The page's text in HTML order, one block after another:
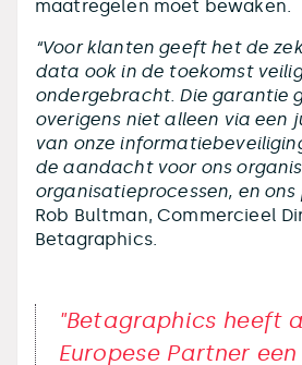
maatregelen moet bewaken.
“Voor klanten geeft het de
data ook in de toekomst
ondergebracht. Die garantie
overigens niet alleen via een
van onze
de aandacht voor ons
organisatieprocessen, en ons
Rob Bultman, Commercieel
Betagraphics.
"Betagraphics heeft
Europese Partner een